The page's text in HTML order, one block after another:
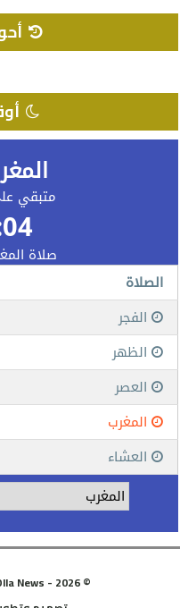
© 2026 - Olla News. جميع الحقوق محفوظة.